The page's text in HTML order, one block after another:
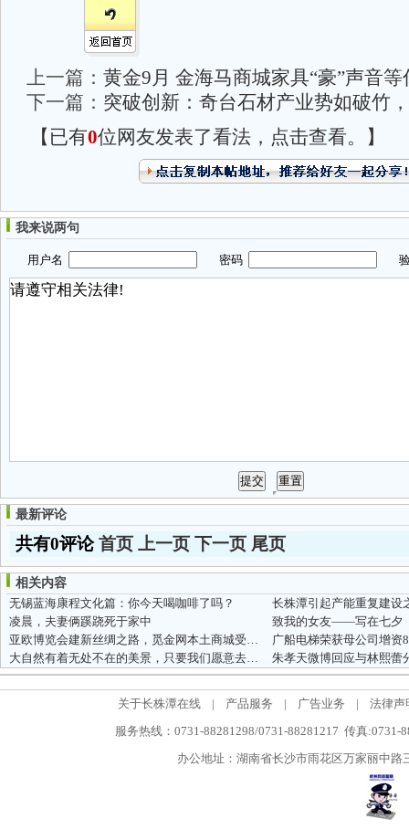
上一篇： 黄金9月 金海马商城家具“豪”声音
下一篇： 突破创新：奇台石材产业势如破竹，
【已有0位网友发表了看法，点击查看。】
我来说两句
用户名 密码 验
最新评论
共有0评论首页 上一页 下一页 尾页
相关内容
无锡蓝海康程文化篇：你今天喝咖啡了吗？
凌晨，夫妻俩蹊跷死于家中
致我的女友——写在七夕
亚欧博览会建新丝绸之路，觅金网本土商城受瞩目
大自然有着无处不在的美景，只要我们愿意去发现
朱孝天微博回应与林熙蕾
关于长株潭在线 | 产品服务 | 广告业务 |
法律声
服务热线：0731-88281298/0731-88281217 传真:0731-
办公地址：湖南省长沙市雨花区万家丽中